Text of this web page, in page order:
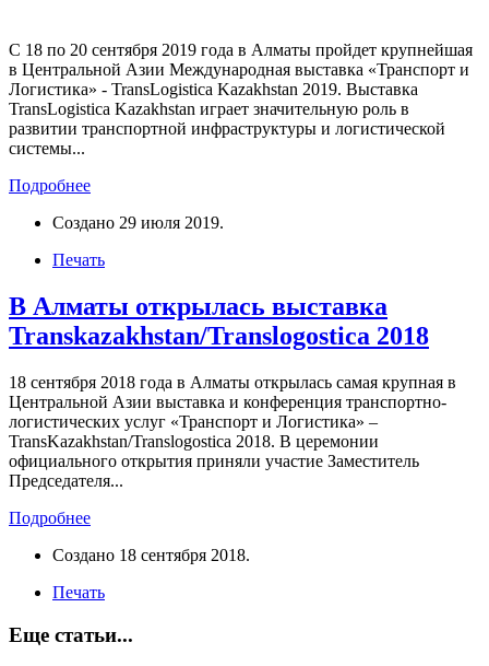
С 18 по 20 сентября 2019 года в Алматы пройдет крупнейшая
в Центральной Азии Международная выставка «Транспорт и
Логистика» - TransLogistica Kazakhstan 2019. Выставка
TransLogistica Kazakhstan играет значительную роль в
развитии транспортной инфраструктуры и логистической
системы...
Подробнее
Создано 29 июля 2019.
Печать
В Алматы открылась выставка
Transkazakhstan/Translogostica 2018
18 сентября 2018 года в Алматы открылась самая крупная в
Центральной Азии выставка и конференция транспортно-
логистических услуг «Транспорт и Логистика» –
TransKazakhstan/Translogostica 2018. В церемонии
официального открытия приняли участие Заместитель
Председателя...
Подробнее
Создано 18 сентября 2018.
Печать
Еще статьи...